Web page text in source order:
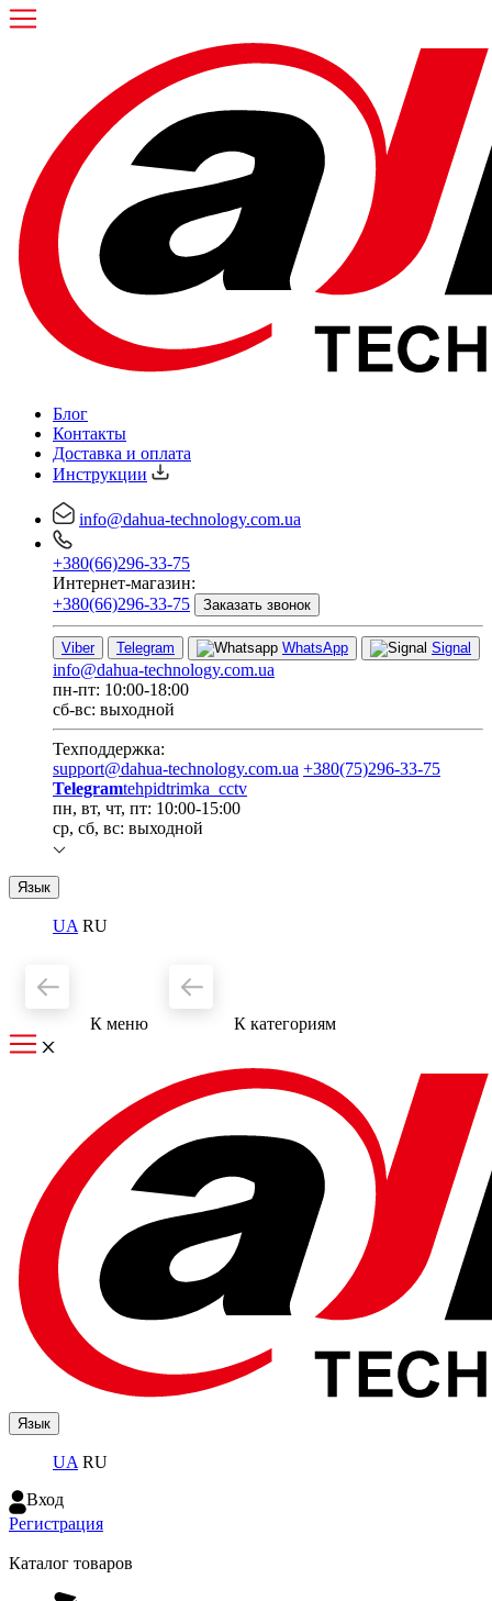
Блог
Контакты
Доставка и оплата
Инструкции
info@dahua-technology.com.ua
+380(66)296-33-75
Интернет-магазин:
+380(66)296-33-75
Заказать звонок
Viber Telegram WhatsApp Signal
info@dahua-technology.com.ua
пн-пт: 10:00-18:00
сб-вс: выходной
Техподдержка:
support@dahua-technology.com.ua +380(75)296-33-75
Telegramtehpidtrimka_cctv
пн, вт, чт, пт: 10:00-15:00
ср, сб, вс: выходной
Язык
UA RU
К меню К категориям
Язык
UA RU
Вход
Регистрация
Каталог товаров